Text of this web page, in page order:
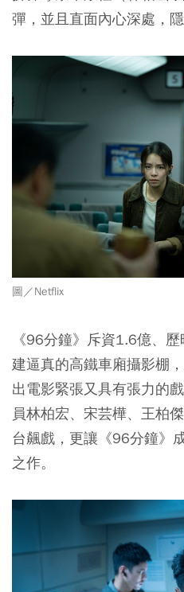
彈，並且直面內心深處，
圖／Netflix
《96分鐘》斥資1.6億、
建逼真的高鐵車廂攝影棚
出電影緊張又具有張力的
員林柏宏、宋芸樺、王柏
台飆戲，更讓《96分鐘》
之作。